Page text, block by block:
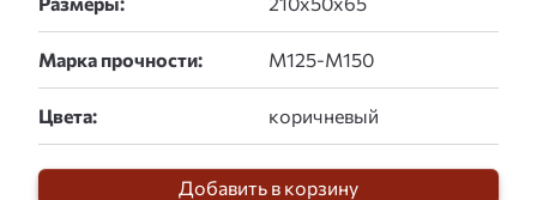
Марка прочности:
Цвета:
Добавить в корзину